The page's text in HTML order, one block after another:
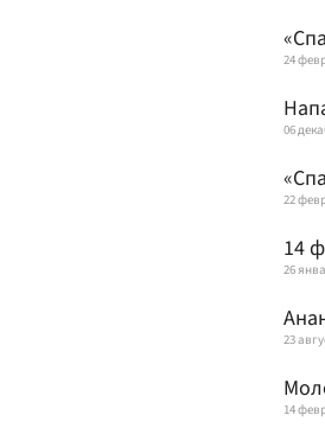
24
06
22
14
26
23
14